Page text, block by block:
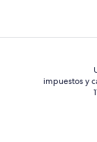
Terraza
impuestos y